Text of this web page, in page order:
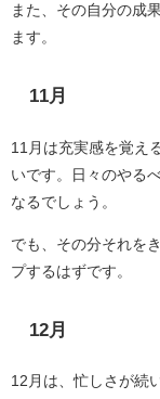
また、その自分の成
ます。
11月
11月は充実感を覚え
いです。日々のやる
なるでしょう。
でも、その分それを
プするはずです。
12月
12月は、忙しさが続